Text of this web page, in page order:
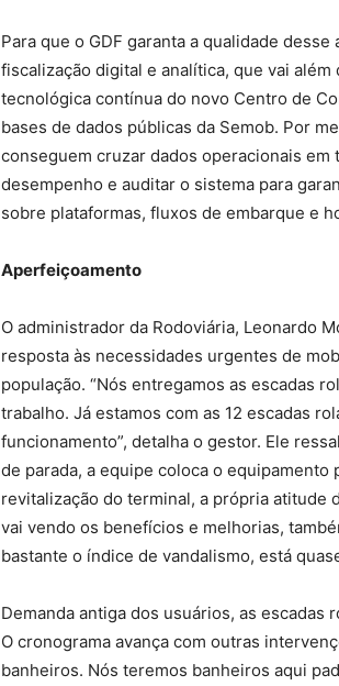
Para que o GDF garanta a qualidade
fiscalização digital e analítica, que vai
tecnológica contínua do novo Centro de
bases de dados públicas da Semob. Por
conseguem cruzar dados operacionais
desempenho e auditar o sistema para
sobre plataformas, fluxos de embarque e
Aperfeiçoamento
O administrador da Rodoviária, Leonardo
resposta às necessidades urgentes de
população. “Nós entregamos as escadas
trabalho. Já estamos com as 12 escadas
funcionamento”, detalha o gestor. Ele
de parada, a equipe coloca o
revitalização do terminal, a própria atitude
vai vendo os benefícios e melhorias,
bastante o índice de vandalismo, está
Demanda antiga dos usuários, as escadas
O cronograma avança com outras
banheiros. Nós teremos banheiros aqui